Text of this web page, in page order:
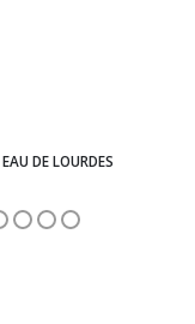
EAU DE LOURDES